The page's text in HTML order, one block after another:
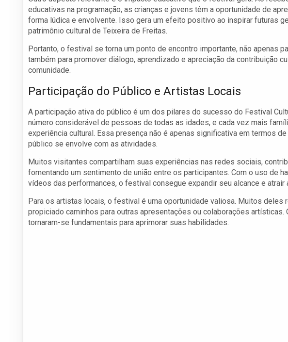
educativas na programação, as crianças e jovens têm a oportunidade de
forma lúdica e envolvente. Isso gera um efeito positivo ao inspirar futuras
patrimônio cultural de Teixeira de Freitas.
Portanto, o festival se torna um ponto de encontro importante, não apenas
também para promover diálogo, aprendizado e apreciação da contribuição
comunidade.
Participação do Público e Artistas Locais
A participação ativa do público é um dos pilares do sucesso do Festival
número considerável de pessoas de todas as idades, e cada vez mais
experiência cultural. Essa presença não é apenas significativa em termos
público se envolve com as atividades.
Muitos visitantes compartilham suas experiências nas redes sociais,
fomentando um sentimento de união entre os participantes. Com o uso de
vídeos das performances, o festival consegue expandir seu alcance e
Para os artistas locais, o festival é uma oportunidade valiosa. Muitos
propiciado caminhos para outras apresentações ou colaborações
tornaram-se fundamentais para aprimorar suas habilidades.